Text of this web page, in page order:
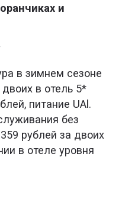
и
в зимнем сезоне
в отель 5*
питание UAl.
без
рублей за двоих
в отеле уровня